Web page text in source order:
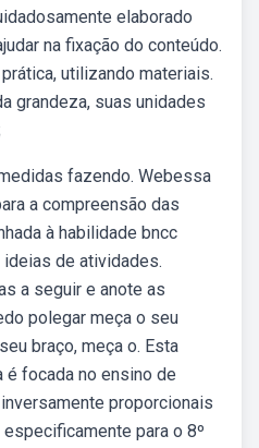
elaborado
na fixação do conteúdo.
utilizando materiais.
grandeza, suas unidades
fazendo. Webessa
a compreensão das
à habilidade bncc
de atividades.
a seguir e anote as
polegar meça o seu
braço, meça o. Esta
é focada no ensino de
proporcionais
para o 8º